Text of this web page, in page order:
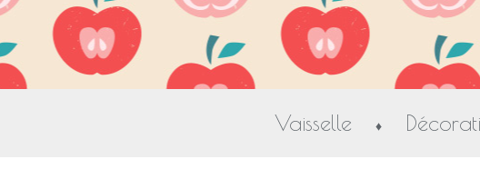
Vaisselle ♦